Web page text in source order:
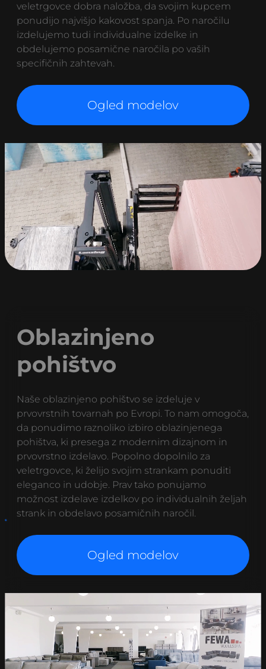
veletrgovce dobra naložba, da svojim kupcem
ponudijo najvišjo kakovost spanja. Po naročilu
izdelujemo tudi individualne izdelke in
obdelujemo posamične naročila po vaših
specifičnih zahtevah.
Ogled modelov
Oblazinjeno
pohištvo
Naše oblazinjeno pohištvo se izdeluje v
prvovrstnih tovarnah po Evropi. To nam omogoča,
da ponudimo raznoliko izbiro oblazinjenega
pohištva, ki presega z modernim dizajnom in
prvovrstno izdelavo. Popolno dopolnilo za
veletrgovce, ki želijo svojim strankam ponuditi
eleganco in udobje. Prav tako ponujamo
možnost izdelave izdelkov po individualnih željah
strank in obdelavo posamičnih naročil.
Ogled modelov